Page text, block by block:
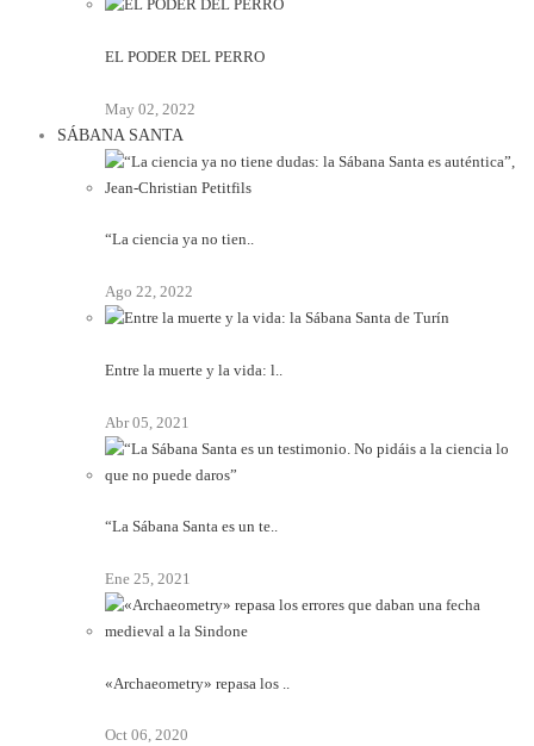
EL PODER DEL PERRO
May 02, 2022
SÁBANA SANTA
“La ciencia ya no tien..
Ago 22, 2022
Entre la muerte y la vida: l..
Abr 05, 2021
“La Sábana Santa es un te..
Ene 25, 2021
«Archaeometry» repasa los ..
Oct 06, 2020